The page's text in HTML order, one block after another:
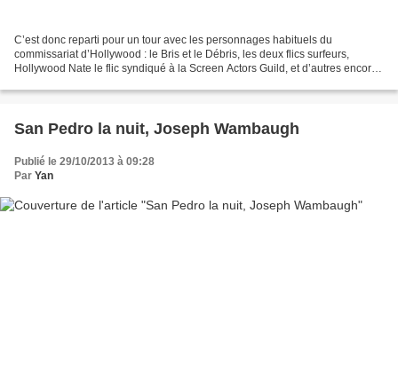
C’est donc reparti pour un tour avec les personnages habituels du
commissariat d’Hollywood : le Bris et le Débris, les deux flics surfeurs,
Hollywood Nate le flic syndiqué à la Screen Actors Guild, et d’autres encore.
San Pedro la nuit, Joseph Wambaugh
Publié le 29/10/2013 à 09:28
Par Yan